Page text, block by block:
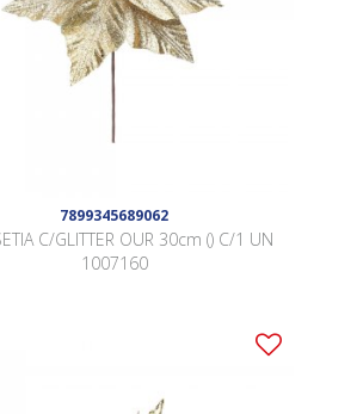
7899345689062
C/GLITTER OUR 30cm () C/1 UN
1007160